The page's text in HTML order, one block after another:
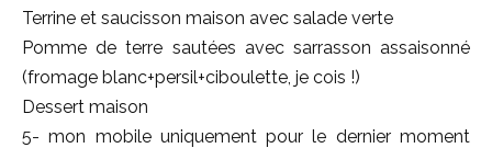
Terrine et saucisson maison avec salade verte
Pomme de terre sautées avec sarrasson assaisonné
(fromage blanc+persil+ciboulette, je cois !)
Dessert maison
5- mon mobile uniquement pour le dernier moment